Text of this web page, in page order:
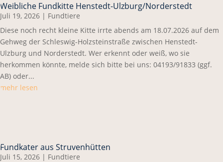
Weibliche Fundkitte Henstedt-Ulzburg/Norderstedt
Juli 19, 2026 | Fundtiere
Diese noch recht kleine Kitte irrte abends am 18.07.2026 auf dem
Gehweg der Schleswig-Holzsteinstraße zwischen Henstedt-
Ulzburg und Norderstedt. Wer erkennt oder weiß, wo sie
herkommen könnte, melde sich bitte bei uns: 04193/91833 (ggf.
AB) oder...
mehr lesen
Fundkater aus Struvenhütten
Juli 15, 2026 | Fundtiere